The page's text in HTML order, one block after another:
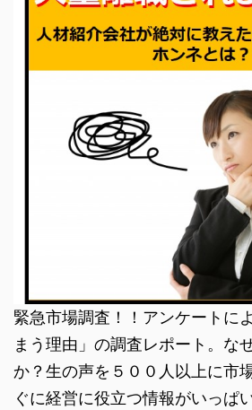
緊急市場調査！！アンケートに
まう理由」の調査レポート。な
か？生の声を５００人以上に市
ぐに経営に役立つ情報がいっぱ